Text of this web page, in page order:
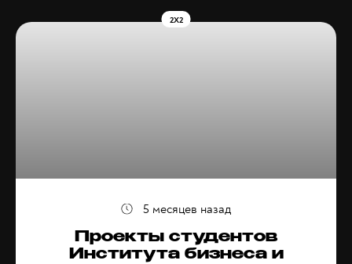
Проекты студентов
Института бизнеса и
2X2
5 месяцев назад